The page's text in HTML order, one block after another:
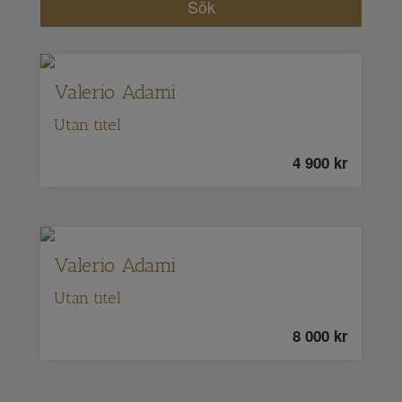
Valerio Adami
Utan titel
4 900 kr
Valerio Adami
Utan titel
8 000 kr